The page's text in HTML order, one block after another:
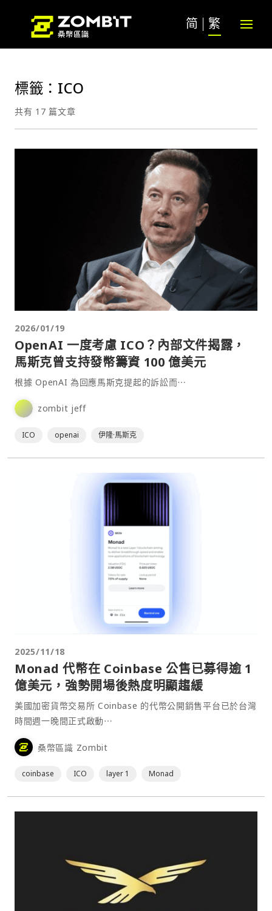
简 繁
標籤：ICO
共有 17 篇文章
2026/01/19
OpenAI 一度考慮 ICO？內部文件揭露，
馬斯克曾支持發幣籌資 100 億美元
根據 OpenAI 為回應馬斯克提起的訴訟而⋯
zombit jeff
ICO openai 伊隆·馬斯克
2025/11/18
Monad 代幣在 Coinbase 公售已募得逾 1
億美元，強勢開場後熱度明顯趨緩
美國加密貨幣交易所 Coinbase 的代幣公開銷售平台已於台灣
時間週一晚間正式啟動⋯
桑幣區識 Zombit
coinbase ICO layer 1 Monad